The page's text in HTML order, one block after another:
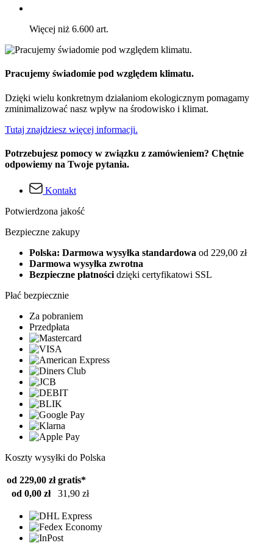
Więcej niż 6.600 art.
Pracujemy świadomie pod względem klimatu.
Dzięki wielu konkretnym działaniom ekologicznym pomagamy
zminimalizować nasz wpływ na środowisko i klimat.
Tutaj znajdziesz więcej informacji.
Potrzebujesz pomocy w związku z zamówieniem? Chętnie
odpowiemy na Twoje pytania.
Kontakt
Potwierdzona jakość
Bezpieczne zakupy
Polska: Darmowa wysyłka standardowa od 229,00 zł
Darmowa wysyłka zwrotna
Bezpieczne płatności dzięki certyfikatowi SSL
Płać bezpiecznie
Za pobraniem
Przedpłata
Koszty wysyłki do Polska
od 229,00 zł gratis*
od 0,00 zł
31,90 zł